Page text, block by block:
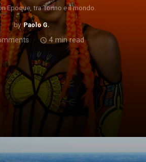
Epoque, tra Torino e il mondo.
Paolo G.
access_time 4 min read